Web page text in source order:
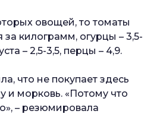
овощей, то томаты
за килограмм, огурцы – 3,5-
– 2,5-3,5, перцы – 4,9.
что не покупает здесь
и морковь. «Потому что
– резюмировала